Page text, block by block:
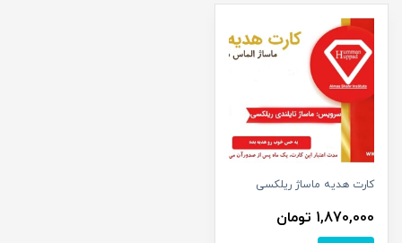
کارت هدیه ماساژ ریلکسی
1,870,000 تومان